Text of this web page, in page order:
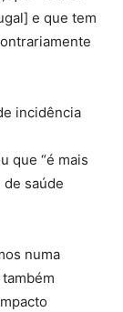
e que tem
incidência
que “é mais
saúde
numa